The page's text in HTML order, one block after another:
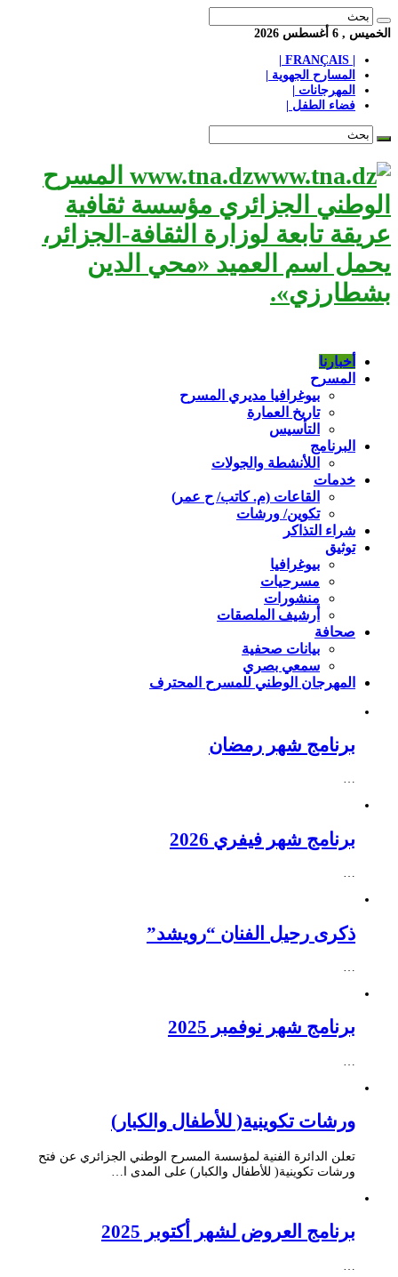
الخميس , 6 أغسطس 2026
المسارح الجهوية |
المهرجانات |
فضاء الطفل |
www.tna.dz المسرح
الوطني الجزائري مؤسسة ثقافية
عريقة تابعة لوزارة الثقافة-الجزائر،
يحمل اسم العميد «محي الدين
بشطارزي».
أخبارنا
المسرح
بيوغرافيا مديري المسرح
تاريخ العمارة
التأسيس
البرنامج
اللأنشطة والجولات
خدمات
القاعات (م. كاتب/ ح عمر)
تكوين/ ورشات
شراء التذاكر
توثيق
بيوغرافيا
مسرحيات
منشورات
أرشيف الملصقات
صحافة
بيانات صحفية
سمعي بصري
المهرجان الوطني للمسرح المحترف
برنامج شهر رمضان
…
برنامج شهر فيفري 2026
…
ذكرى رحيل الفنان “رويشد”
…
برنامج شهر نوفمبر 2025
ورشات تكوينية( للأطفال والكبار)
تعلن الدائرة الفنية لمؤسسة المسرح الوطني الجزائري عن فتح
ورشات تكوينية( للأطفال والكبار) على المدى ا…
برنامج العروض لشهر أكتوبر 2025